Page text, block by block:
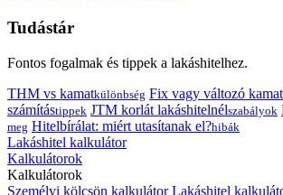
Tudástár
Fontos fogalmak és tippek a lakáshitelhez.
THM vs kamatkülönbség Fix vagy változó
számítástippek JTM korlát lakáshitelnélszabályok
meg Hitelbírálat: miért utasítanak el?hibák
Lakáshitel kalkulátor
Kalkulátorok
Kalkulátorok
Személyi kölcsön kalkulátor Lakáshitel